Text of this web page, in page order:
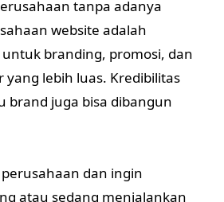
tanpa adanya
website adalah
branding, promosi, dan
yang lebih luas. Kredibilitas
brand juga bisa dibangun
dan ingin
atau sedang menjalankan